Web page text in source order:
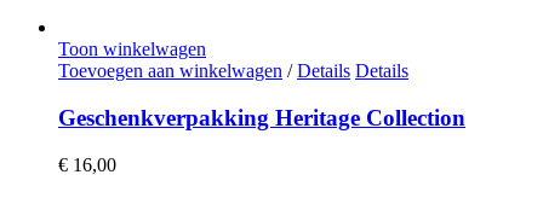
Toon winkelwagen
Toevoegen aan winkelwagen / Details Details
Geschenkverpakking Heritage Collection
€ 16,00